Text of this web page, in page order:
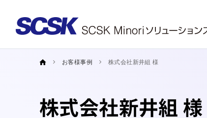
お客様事例 株式会社新井組 様
株式会社新井組 様